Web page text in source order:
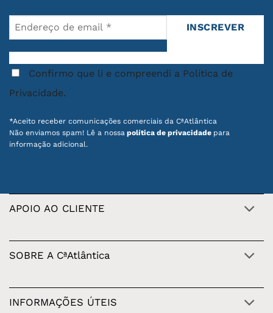
Privacidade.
*Aceito receber comunicações comerciais da CªAtlântica
Não enviamos spam! Lê a nossa política de privacidade para
informação adicional.
APOIO AO CLIENTE
SOBRE A CªAtlântica
INFORMAÇÕES ÚTEIS